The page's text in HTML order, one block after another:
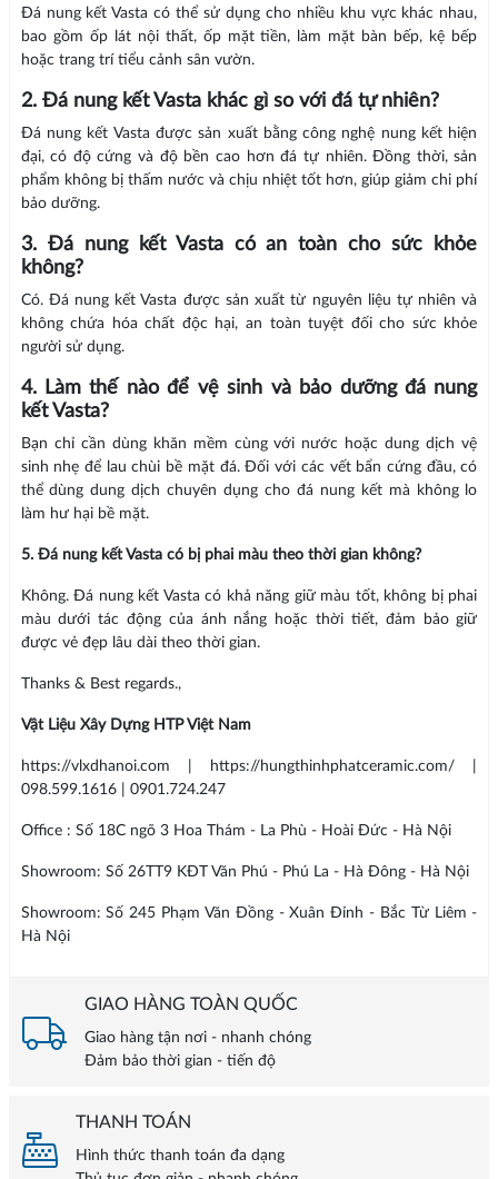
Đá nung kết Vasta có thể sử dụng cho nhiều khu vực khác nhau,
bao gồm ốp lát nội thất, ốp mặt tiền, làm mặt bàn bếp, kệ bếp
hoặc trang trí tiểu cảnh sân vườn.
2. Đá nung kết Vasta khác gì so với đá tự nhiên?
Đá nung kết Vasta được sản xuất bằng công nghệ nung kết hiện
đại, có độ cứng và độ bền cao hơn đá tự nhiên. Đồng thời, sản
phẩm không bị thấm nước và chịu nhiệt tốt hơn, giúp giảm chi phí
bảo dưỡng.
3. Đá nung kết Vasta có an toàn cho sức khỏe
không?
Có. Đá nung kết Vasta được sản xuất từ nguyên liệu tự nhiên và
không chứa hóa chất độc hại, an toàn tuyệt đối cho sức khỏe
người sử dụng.
4. Làm thế nào để vệ sinh và bảo dưỡng đá nung
kết Vasta?
Bạn chỉ cần dùng khăn mềm cùng với nước hoặc dung dịch vệ
sinh nhẹ để lau chùi bề mặt đá. Đối với các vết bẩn cứng đầu, có
thể dùng dung dịch chuyên dụng cho đá nung kết mà không lo
làm hư hại bề mặt.
5. Đá nung kết Vasta có bị phai màu theo thời gian không?
Không. Đá nung kết Vasta có khả năng giữ màu tốt, không bị phai
màu dưới tác động của ánh nắng hoặc thời tiết, đảm bảo giữ
được vẻ đẹp lâu dài theo thời gian.
Thanks & Best regards.,
Vật Liệu Xây Dựng HTP Việt Nam
https://vlxdhanoi.com | https://hungthinhphatceramic.com/ |
098.599.1616 | 0901.724.247
Office : Số 18C ngõ 3 Hoa Thám - La Phù - Hoài Đức - Hà Nội
Showroom: Số 26TT9 KĐT Văn Phú - Phú La - Hà Đông - Hà Nội
Showroom: Số 245 Phạm Văn Đồng - Xuân Đỉnh - Bắc Từ Liêm -
Hà Nội
GIAO HÀNG TOÀN QUỐC
Giao hàng tận nơi - nhanh chóng
Đảm bảo thời gian - tiến độ
THANH TOÁN
Hình thức thanh toán đa dạng